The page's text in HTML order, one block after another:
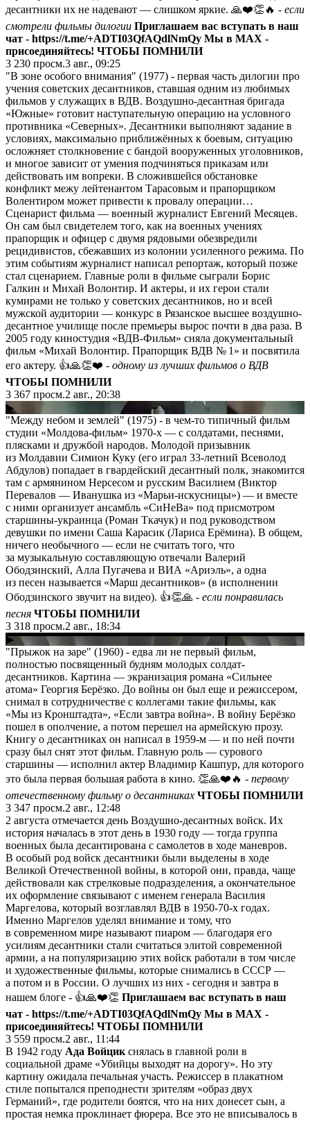
десантники их не надевают — слишком яркие. 🙏❤️👏🔥 - если
смотрели фильмы дилогии Приглашаем вас вступать в наш
чат - https://t.me/+ADTI03QfAQdlNmQy Мы в МАХ -
присоединяйтесь! ЧТОБЫ ПОМНИЛИ
3 230 просм.3 авг., 09:25
"В зоне особого внимания" (1977) - первая часть дилогии про
учения советских десантников, ставшая одним из любимых
фильмов у служащих в ВДВ. Воздушно-десантная бригада
«Южные» готовит наступательную операцию на условного
противника «Северных». Десантники выполняют задание в
условиях, максимально приближённых к боевым, ситуацию
осложняет столкновение с бандой вооруженных уголовников,
и многое зависит от умения подчиняться приказам или
действовать им вопреки. В сложившейся обстановке
конфликт межу лейтенантом Тарасовым и прапорщиком
Волентиром может привести к провалу операции…
Сценарист фильма — военный журналист Евгений Месяцев.
Он сам был свидетелем того, как на военных учениях
прапорщик и офицер с двумя рядовыми обезвредили
рецидивистов, сбежавших из колонии усиленного режима. По
этим событиям журналист написал репортаж, который позже
стал сценарием. Главные роли в фильме сыграли Борис
Галкин и Михай Волонтир. И актеры, и их герои стали
кумирами не только у советских десантников, но и всей
мужской аудитории — конкурс в Рязанское высшее воздушно-
десантное училище после премьеры вырос почти в два раза. В
2005 году киностудия «ВДВ-Фильм» сняла документальный
фильм «Михай Волонтир. Прапорщик ВДВ № 1» и посвятила
его актеру. 👍🙏👏❤️ - одному из лучших фильмов о ВДВ
ЧТОБЫ ПОМНИЛИ
3 367 просм.2 авг., 20:38
▶
"Между небом и землей" (1975) - в чем-то типичный фильм
студии «Молдова-фильм» 1970-х — с солдатами, песнями,
плясками и дружбой народов. Молодой призывник
из Молдавии Симион Куку (его играл 33-летний Всеволод
Абдулов) попадает в гвардейский десантный полк, знакомится
там с армянином Нерсесом и русским Василием (Виктор
Перевалов — Иванушка из «Марьи-искусницы») — и вместе
с ними организует ансамбль «СиНеВа» под присмотром
старшины-украинца (Роман Ткачук) и под руководством
девушки по имени Саша Карасик (Лариса Ерёмина). В общем,
ничего необычного — если не считать того, что
за музыкальную составляющую отвечали Валерий
Ободзинский, Алла Пугачева и ВИА «Ариэль», а одна
из песен называется «Марш десантников» (в исполнении
Ободзинского звучит на видео). 👍👏🙏 - если понравилась
песня ЧТОБЫ ПОМНИЛИ
3 318 просм.2 авг., 18:34
▶
"Прыжок на заре" (1960) - едва ли не первый фильм,
полностью посвященный будням молодых солдат-
десантников. Картина — экранизация романа «Сильнее
атома» Георгия Берёзко. До войны он был еще и режиссером,
снимал в сотрудничестве с коллегами такие фильмы, как
«Мы из Кронштадта», «Если завтра война». В войну Берёзко
пошел в ополчение, а потом перешел на армейскую прозу.
Книгу о десантниках он написал в 1959-м — и по ней почти
сразу был снят этот фильм. Главную роль — сурового
старшины — исполнил актер Владимир Кашпур, для которого
это была первая большая работа в кино. 👏🙏❤️🔥 - первому
отечественному фильму о десантниках ЧТОБЫ ПОМНИЛИ
3 347 просм.2 авг., 12:48
2 августа отмечается день Воздушно-десантных войск. Их
история началась в этот день в 1930 году — тогда группа
военных была десантирована с самолетов в ходе маневров.
В особый род войск десантники были выделены в ходе
Великой Отечественной войны, в которой они, правда, чаще
действовали как стрелковые подразделения, а окончательное
их оформление связывают с именем генерала Василия
Маргелова, который возглавлял ВДВ в 1950-70-х годах.
Именно Маргелов уделял внимание и тому, что
в современном мире называют пиаром — благодаря его
усилиям десантники стали считаться элитой современной
армии, а на популяризацию этих войск работали в том числе
и художественные фильмы, которые снимались в СССР —
а потом и в России. О лучших из них - сегодня и завтра в
нашем блоге - 👍🙏❤️👏 Приглашаем вас вступать в наш
чат - https://t.me/+ADTI03QfAQdlNmQy Мы в МАХ -
присоединяйтесь! ЧТОБЫ ПОМНИЛИ
3 559 просм.2 авг., 11:44
В 1942 году Ада Войцик снялась в главной роли в
социальной драме «Убийцы выходят на дорогу». Но эту
картину ожидала печальная участь. Режиссер в плакатном
стиле попытался преподнести зрителям «образ двух
Германий», где родители боятся, что на них донесет сын, а
простая немка проклинает фюрера. Все это не вписывалось в